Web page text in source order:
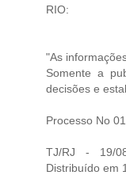
RIO:
"As
Somente a
decisões e
Processo No
TJ/RJ - 19/
Distribuído em